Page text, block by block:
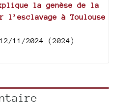
la genèse de la
l’esclavage à Toulouse
11/2024 (2024)